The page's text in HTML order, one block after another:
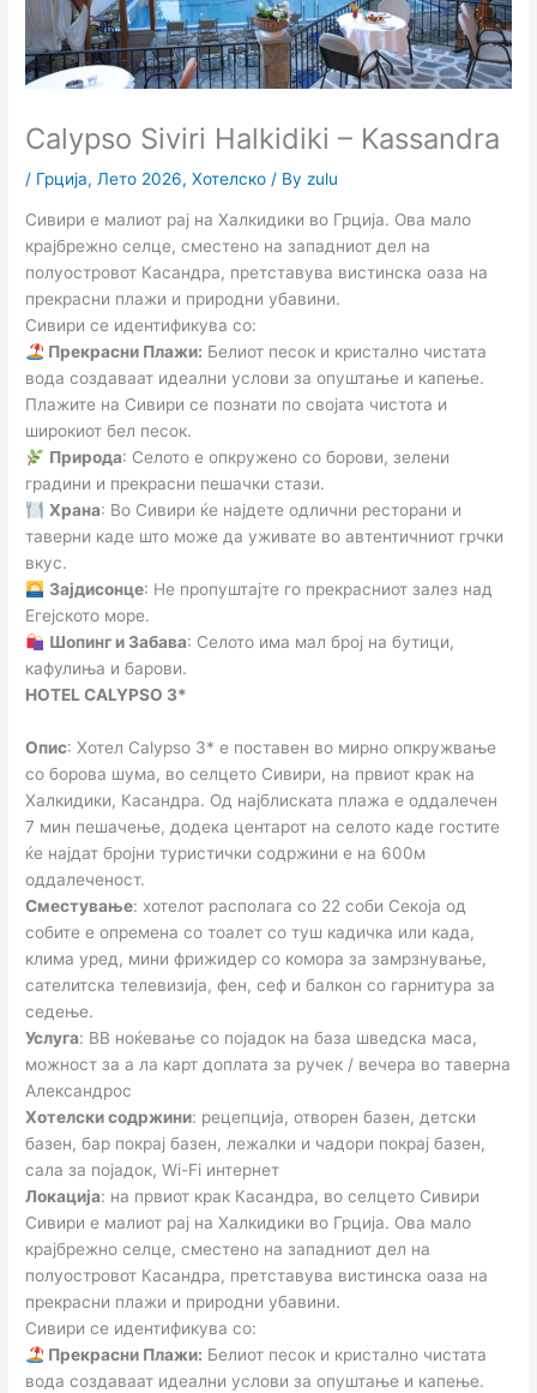
Calypso Siviri Halkidiki – Kassandra
/ Грција, Лето 2026,Хотелско / By zulu
Сивири е малиот рај на Халкидики во Грција. Ова мало
крајбрежно селце, сместено на западниот дел на
полуостровот Касандра, претставува вистинска оаза на
прекрасни плажи и природни убавини.
Сивири се идентификува со:
Прекрасни Плажи: Белиот песок и кристално чистата
вода создаваат идеални услови за опуштање и капење.
Плажите на Сивири се познати по својата чистота и
широкиот бел песок.
Природа: Селото е опкружено со борови, зелени
градини и прекрасни пешачки стази.
Храна: Во Сивири ќе најдете одлични ресторани и
таверни каде што може да уживате во автентичниот грчки
вкус.
Зајдисонце: Не пропуштајте го прекрасниот залез над
Егејското море.
Шопинг и Забава: Селото има мал број на бутици,
кафулиња и барови.
HOTEL CALYPSO 3*
Опис: Хотел Calypso 3* е поставен во мирно опкружвање
со борова шума, во селцето Сивири, на првиот крак на
Халкидики, Касандра. Од најблиската плажа е оддалечен
7 мин пешачење, додека центарот на селото каде гостите
ќе најдат бројни туристички содржини е на 600м
оддалеченост.
Сместување: хотелот располага со 22 соби Секоја од
собите е опремена со тоалет со туш кадичка или када,
клима уред, мини фрижидер со комора за замрзнување,
сателитска телевизија, фен, сеф и балкон со гарнитура за
седење.
Услуга: BB ноќевање со појадок на база шведска маса,
можност за а ла карт доплата за ручек / вечера во таверна
Александрос
Хотелски содржини: рецепција, отворен базен, детски
базен, бар покрај базен, лежалки и чадори покрај базен,
сала за појадок, Wi-Fi интернет
Локација: на првиот крак Касандра, во селцето Сивири
Сивири е малиот рај на Халкидики во Грција. Ова мало
крајбрежно селце, сместено на западниот дел на
полуостровот Касандра, претставува вистинска оаза на
прекрасни плажи и природни убавини.
Сивири се идентификува со:
Прекрасни Плажи: Белиот песок и кристално чистата
вода создаваат идеални услови за опуштање и капење.